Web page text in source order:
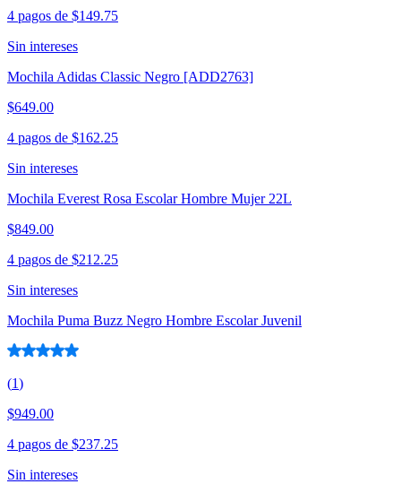
4 pagos de $149.75
Sin intereses
Mochila Adidas Classic Negro [ADD2763]
$649.00
4 pagos de $162.25
Sin intereses
Mochila Everest Rosa Escolar Hombre Mujer 22L
$849.00
4 pagos de $212.25
Sin intereses
Mochila Puma Buzz Negro Hombre Escolar Juvenil
(1)
$949.00
4 pagos de $237.25
Sin intereses